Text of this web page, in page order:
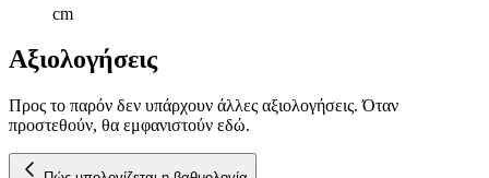
cm
Αξιολογήσεις
Προς το παρόν δεν υπάρχουν άλλες αξιολογήσεις. Όταν
προστεθούν, θα εμφανιστούν εδώ.